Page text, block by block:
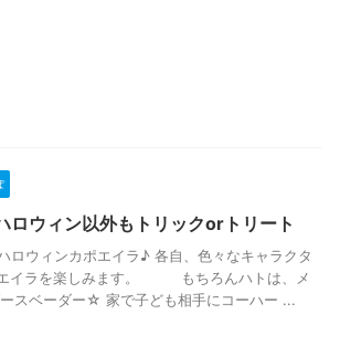
ロウィン以外もトリックorトリート
ロウィンカポエイラ♪ 各自、色々なキャラクタ
エイラを楽しみます。 もちろんハトは、メ
スベーダー☆ 家で子ども相手にコーハー ...